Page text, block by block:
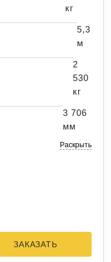
кг
5,3
м
2
530
кг
3 706
мм
Раскрыть
ЗАКАЗАТЬ